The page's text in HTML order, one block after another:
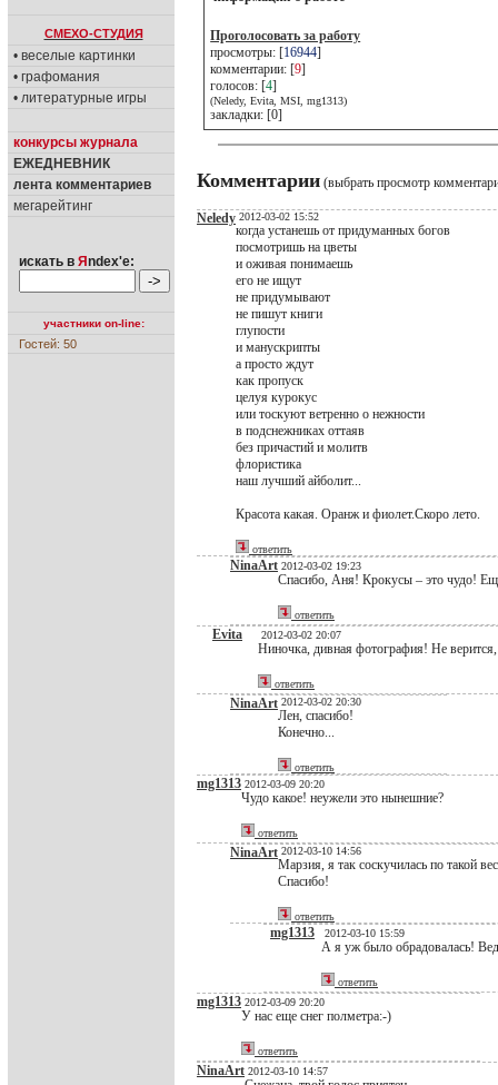
СМЕХО-СТУДИЯ
• веселые картинки
• графомания
• литературные игры
конкурсы журнала
ЕЖЕДНЕВНИК
лента комментариев
мегарейтинг
искать в Я ndex'е:
участники on-line:
Гостей: 50
Проголосовать за работу
просмотры: [16944]
комментарии: [9]
голосов: [4]
(Neledy, Evita, MSI, mg1313)
закладки: [0]
Комментарии (выбрать просмотр
Neledy 2012-03-02 15:52
когда устанешь от придуманных богов
посмотришь на цветы
и оживая понимаешь
его не ищут
не придумывают
не пишут книги
глупости
и манускрипты
а просто ждут
как пропуск
целуя курокус
или тоскуют ветренно о нежности
в подснежниках оттаяв
без причастий и молитв
флористика
наш лучший айболит...
Красота какая. Оранж и фиолет.Скоро лето.
ответить
NinaArt 2012-03-02 19:23
Спасибо, Аня! Крокусы – это чудо!
ответить
Evita 2012-03-02 20:07
Ниночка, дивная фотография! Не верится,
ответить
NinaArt 2012-03-02 20:30
Лен, спасибо!
Конечно...
ответить
mg1313 2012-03-09 20:20
Чудо какое! неужели это нынешние?
ответить
NinaArt 2012-03-10 14:56
Марзия, я так соскучилась по такой
Спасибо!
ответить
mg1313 2012-03-10 15:59
А я уж было обрадовалась!
ответить
mg1313 2012-03-09 20:20
У нас еще снег полметра:-)
ответить
NinaArt 2012-03-10 14:57